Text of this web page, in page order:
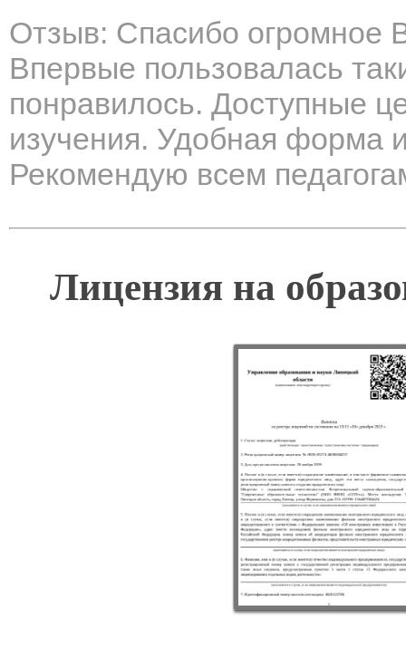
Отзыв: Спасибо огромное
Впервые пользовалась
понравилось. Доступные
изучения. Удобная форма
Рекомендую всем
Лицензия на